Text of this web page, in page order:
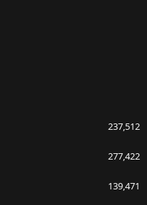
237,512
277,422
139,471